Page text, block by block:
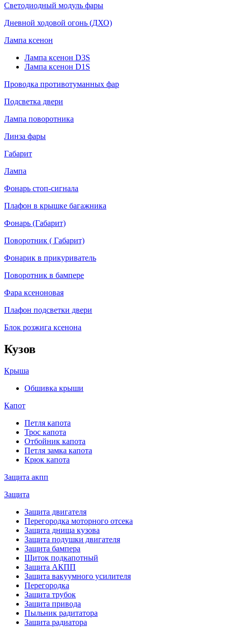
Светодиодный модуль фары
Дневной ходовой огонь (ДХО)
Лампа ксенон
Лампа ксенон D3S
Лампа ксенон D1S
Проводка противотуманных фар
Подсветка двери
Лампа поворотника
Линза фары
Габарит
Лампа
Фонарь стоп-сигнала
Плафон в крышке багажника
Фонарь (Габарит)
Поворотник ( Габарит)
Фонарик в прикуриватель
Поворотник в бампере
Фара ксеноновая
Плафон подсветки двери
Блок розжига ксенона
Кузов
Крыша
Обшивка крыши
Капот
Петля капота
Трос капота
Отбойник капота
Петля замка капота
Крюк капота
Защита акпп
Защита
Защита двигателя
Перегородка моторного отсека
Защита днища кузова
Защита подушки двигателя
Защита бампера
Щиток подкапотный
Защита АКПП
Защита вакуумного усилителя
Перегородка
Защита трубок
Защита привода
Пыльник радитатора
Защита радиатора